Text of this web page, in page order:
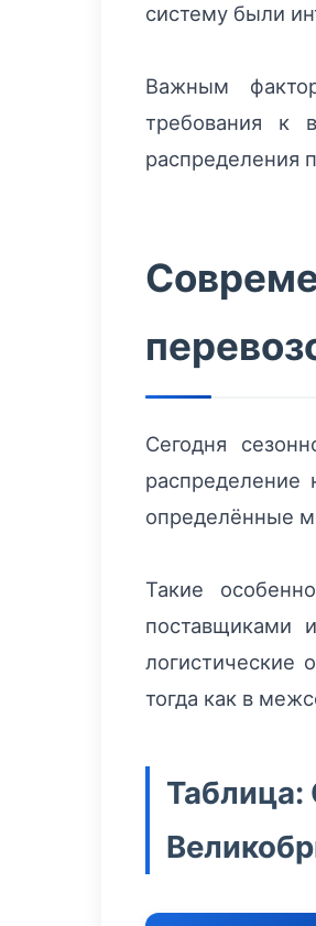
систему были
Важным
требования к
распределения
Сегодня
распределение
определённые
Такие
поставщиками
логистические
тогда как в
Таблица: